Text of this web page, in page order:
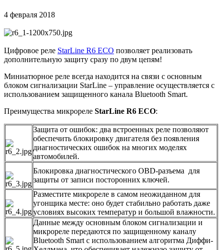
4 февраля 2018
Цифровое реле StarLine R6 ECO позволяет реализовать
дополнительную защиту сразу по двум цепям!
Миниатюрное реле всегда находится на связи с основным
блоком сигнализации StarLine – управление осуществляется с
использованием защищенного канала Bluetooth Smart.
Преимущества микрореле StarLine R6 ECO:
Защита от ошибок: два встроенных реле позволяют
обеспечить блокировку двигателя без появления
диагностических ошибок на многих моделях
автомобилей.
Блокировка диагностического OBD-разъема для
защиты от записи посторонних ключей.
Разместите микрореле в самом неожиданном для
угонщика месте: оно будет стабильно работать даже
условиях высоких температур и большой влажности.
Данные между основным блоком сигнализации и
микрореле передаются по защищенному каналу
Bluetooth Smart с использованием алгоритма Диффи-